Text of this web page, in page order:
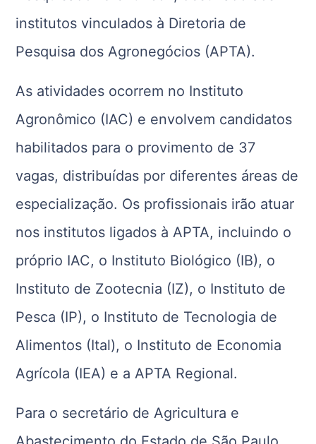
institutos vinculados à Diretoria de
Pesquisa dos Agronegócios (APTA).
As atividades ocorrem no Instituto
Agronômico (IAC) e envolvem candidatos
habilitados para o provimento de 37
vagas, distribuídas por diferentes áreas de
especialização. Os profissionais irão atuar
nos institutos ligados à APTA, incluindo o
próprio IAC, o Instituto Biológico (IB), o
Instituto de Zootecnia (IZ), o Instituto de
Pesca (IP), o Instituto de Tecnologia de
Alimentos (Ital), o Instituto de Economia
Agrícola (IEA) e a APTA Regional.
Para o secretário de Agricultura e